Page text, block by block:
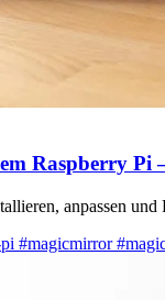
Raspberry Pi
anpassen
#magicmirror